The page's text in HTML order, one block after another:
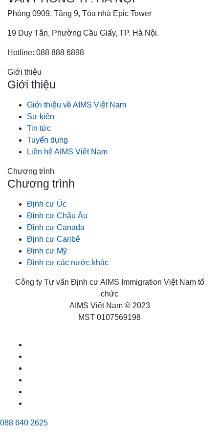
Phòng 0909, Tầng 9, Tòa nhà Epic Tower
19 Duy Tân, Phường Cầu Giấy, TP. Hà Nội.
Hotline: 088 888 6898
Giới thiệu
Giới thiệu
Giới thiệu về AIMS Việt Nam
Sự kiện
Tin tức
Tuyển dụng
Liên hệ AIMS Việt Nam
Chương trình
Chương trình
Định cư Úc
Định cư Châu Âu
Định cư Canada
Định cư Caribê
Định cư Mỹ
Định cư các nước khác
Công ty Tư vấn Định cư AIMS Immigration Việt Nam tổ
chức
AIMS Việt Nam © 2023
MST 0107569198
088 640 2625